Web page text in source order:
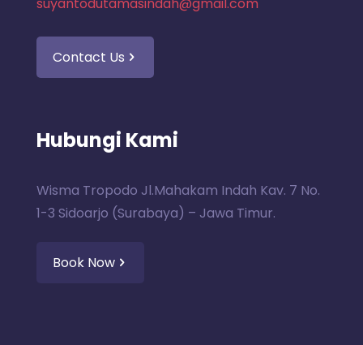
suyantodutamasindah@gmail.com
Contact Us
Hubungi Kami
Wisma Tropodo Jl.Mahakam Indah Kav. 7 No.
1-3 Sidoarjo (Surabaya) – Jawa Timur.
Book Now